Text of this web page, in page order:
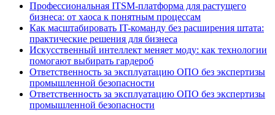
Профессиональная ITSM-платформа для растущего
бизнеса: от хаоса к понятным процессам
Как масштабировать IT-команду без расширения штата:
практические решения для бизнеса
Искусственный интеллект меняет моду: как технологии
помогают выбирать гардероб
Ответственность за эксплуатацию ОПО без экспертизы
промышленной безопасности
Ответственность за эксплуатацию ОПО без экспертизы
промышленной безопасности